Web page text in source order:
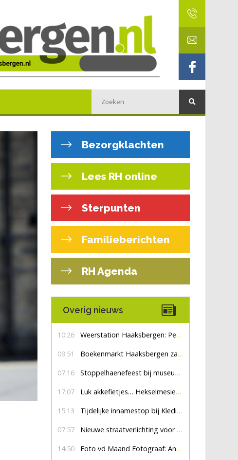
Bezorgklachten
Lees RH online
Sterpunten
Familieberichten
RH Agenda
Overig nieuws
10:26 Weerstation Haaksbergen: Perioden met zon en droog
09:51 Boekenmarkt Haaksbergen zaterdag 8 augustus, marktplein Haaksbergen
07:16 Stoppelhaenefeest bij museum De Lebbenbrugge
17:07 Luk akkefietjes… HekselmesienHarry
15:13 Tijdelijke innamestop bij Kledingbank Stefania
07:57 Nieuwe straatverlichting voor De Veldmaat en De Pas
14:50 Foto vd Maand Fotograaf: Anna Jalving